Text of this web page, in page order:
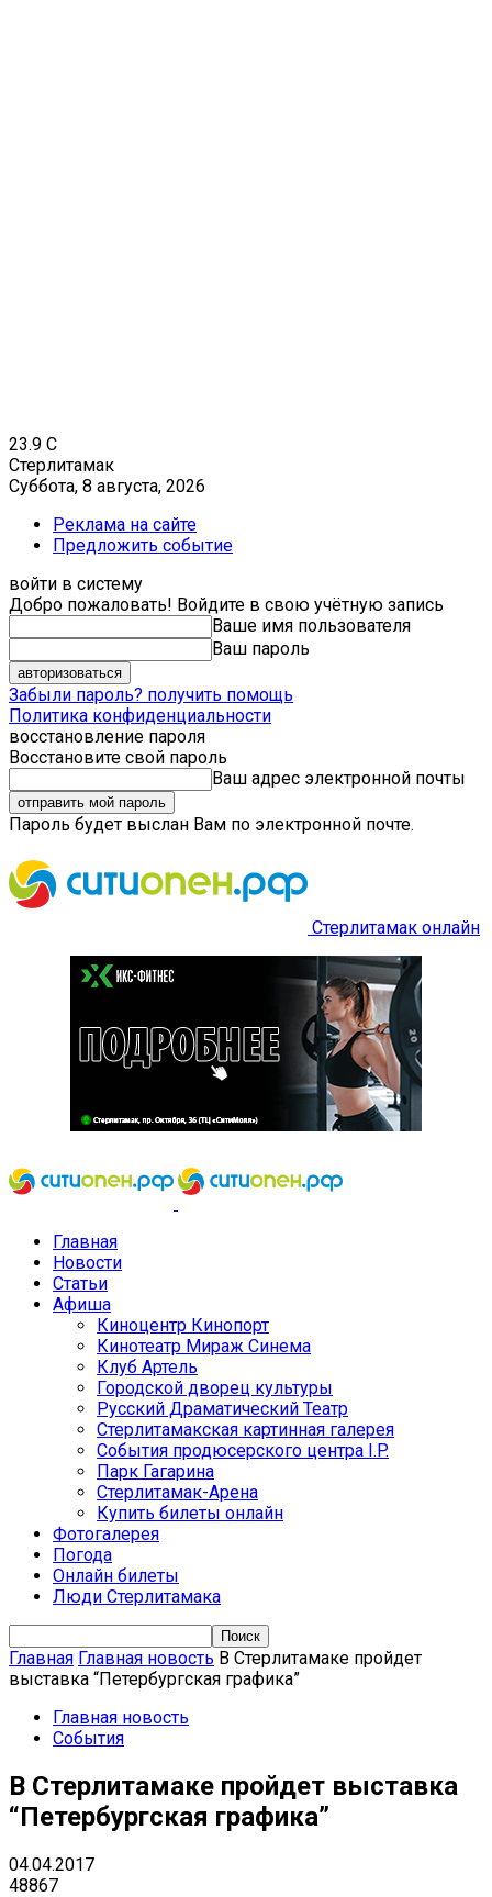
23.9 C
Стерлитамак
Суббота, 8 августа, 2026
Реклама на сайте
Предложить событие
войти в систему
Добро пожаловать! Войдите в свою учётную запись
Ваше имя пользователя
Ваш пароль
Забыли пароль? получить помощь
Политика конфиденциальности
восстановление пароля
Восстановите свой пароль
Ваш адрес электронной почты
Пароль будет выслан Вам по электронной почте.
Стерлитамак онлайн
Главная
Новости
Статьи
Афиша
Киноцентр Кинопорт
Кинотеатр Мираж Синема
Клуб Артель
Городской дворец культуры
Русский Драматический Театр
Стерлитамакская картинная галерея
События продюсерского центра I.P.
Парк Гагарина
Стерлитамак-Арена
Купить билеты онлайн
Фотогалерея
Погода
Онлайн билеты
Люди Стерлитамака
Главная Главная новость В Стерлитамаке пройдет
выставка “Петербургская графика”
Главная новость
События
В Стерлитамаке пройдет выставка
“Петербургская графика”
04.04.2017
48867